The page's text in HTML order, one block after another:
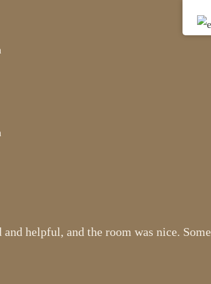
helpful, and the room was nice. Some